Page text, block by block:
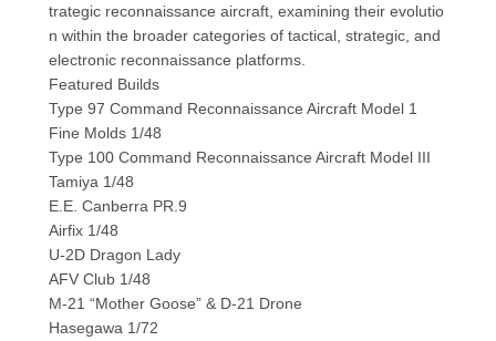
trategic reconnaissance aircraft, examining their evolutio
n within the broader categories of tactical, strategic, and
electronic reconnaissance platforms.
Featured Builds
Type 97 Command Reconnaissance Aircraft Model 1
Fine Molds 1/48
Type 100 Command Reconnaissance Aircraft Model III
Tamiya 1/48
E.E. Canberra PR.9
Airfix 1/48
U-2D Dragon Lady
AFV Club 1/48
M-21 “Mother Goose” & D-21 Drone
Hasegawa 1/72